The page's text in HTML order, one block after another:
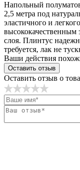
Напольный
2,5 метра под
эластичного и
высококачественным
слоя. Плинтус
требуется, лак не
Ваши действия
Оставить отзыв
Оставить отзыв о